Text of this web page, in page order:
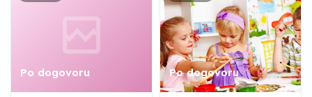
Po dogovoru Po dogovoru